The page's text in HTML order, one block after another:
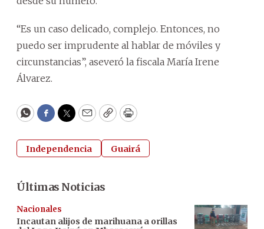
“Es un caso delicado, complejo. Entonces, no
puedo ser imprudente al hablar de móviles y
circunstancias”, aseveró la fiscala María Irene
Álvarez.
WhatsApp
Facebook
Twitter
EmailCopyPrint
Independencia Guairá
Últimas Noticias
Nacionales
Incautan alijos de marihuana a orillas